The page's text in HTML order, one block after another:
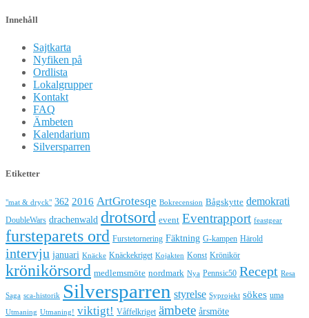
Innehåll
Sajtkarta
Nyfiken på
Ordlista
Lokalgrupper
Kontakt
FAQ
Ämbeten
Kalendarium
Silversparren
Etiketter
"mat & dryck" 362 2016 ArtGrotesqe Bokrecension Bågskytte demokrati
DoubleWars drachenwald drotsord event Eventrapport feastgear
fursteparets ord Furstetornering Fäktning G-kampen Härold
intervju januari Knäcke Knäckekriget Kojakten Konst Krönikör
krönikörsord medlemsmöte nordmark Nya Pennsic50 Recept Resa
Saga sca-historik Silversparren styrelse Syprojekt sökes uma
Utmaning Utmaning! viktigt! Våffelkriget ämbete årsmöte